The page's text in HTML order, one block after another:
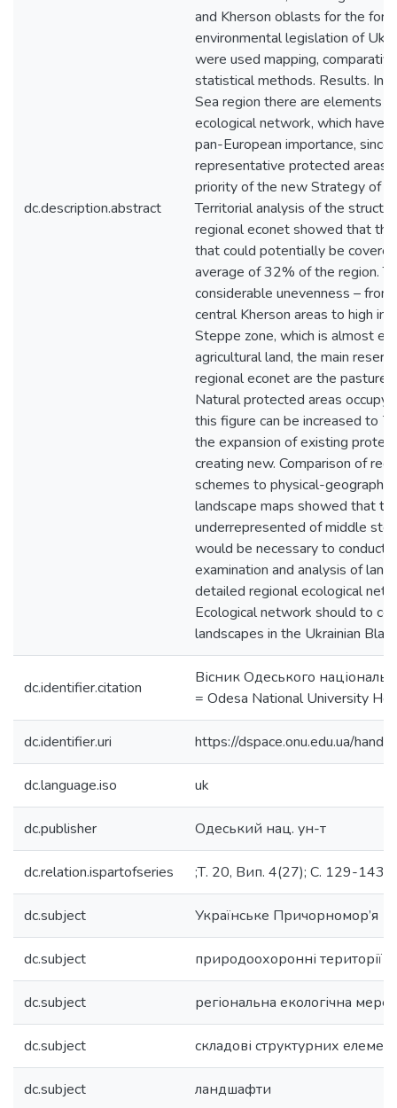
dc.description.abstract
and Kherson oblasts for the
environmental legislation of
were used mapping,
statistical methods. Results. In
Sea region there are elements
ecological network, which have
pan-European importance,
representative protected areas
priority of the new Strategy of
Territorial analysis of the
regional econet showed that
that could potentially be
average of 32% of the region.
considerable unevenness –
central Kherson areas to high in
Steppe zone, which is almost
agricultural land, the main
regional econet are the
Natural protected areas occupy
this figure can be increased to
the expansion of existing
creating new. Comparison of
schemes to physical-
landscape maps showed that
underrepresented of middle
would be necessary to conduct
examination and analysis of
detailed regional ecological
Ecological network should to
landscapes in the Ukrainian
dc.identifier.citation
Вісник Одеського
= Odesa National University
dc.identifier.uri https://dspace.onu.edu.ua/
dc.language.iso uk
dc.publisher Одеський нац. ун-т
dc.relation.ispartofseries ;Т. 20, Вип. 4(27); С. 129-143.
dc.subject Українське Причорномор’я
dc.subject природоохоронні території
dc.subject регіональна екологічна
dc.subject складові структурних
dc.subject ландшафти